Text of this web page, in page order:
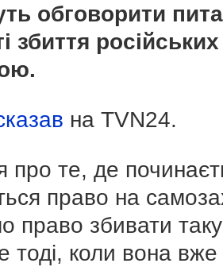
обговорити
збиття
на TVN24.
про те, де
право на
право збивати таку
тоді, коли вона